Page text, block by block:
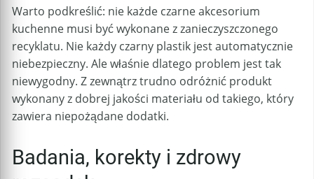
Warto podkreślić: nie każde czarne akcesorium
kuchenne musi być wykonane z zanieczyszczonego
recyklatu. Nie każdy czarny plastik jest automatycznie
niebezpieczny. Ale właśnie dlatego problem jest tak
niewygodny. Z zewnątrz trudno odróżnić produkt
wykonany z dobrej jakości materiału od takiego, który
zawiera niepożądane dodatki.
Badania, korekty i zdrowy